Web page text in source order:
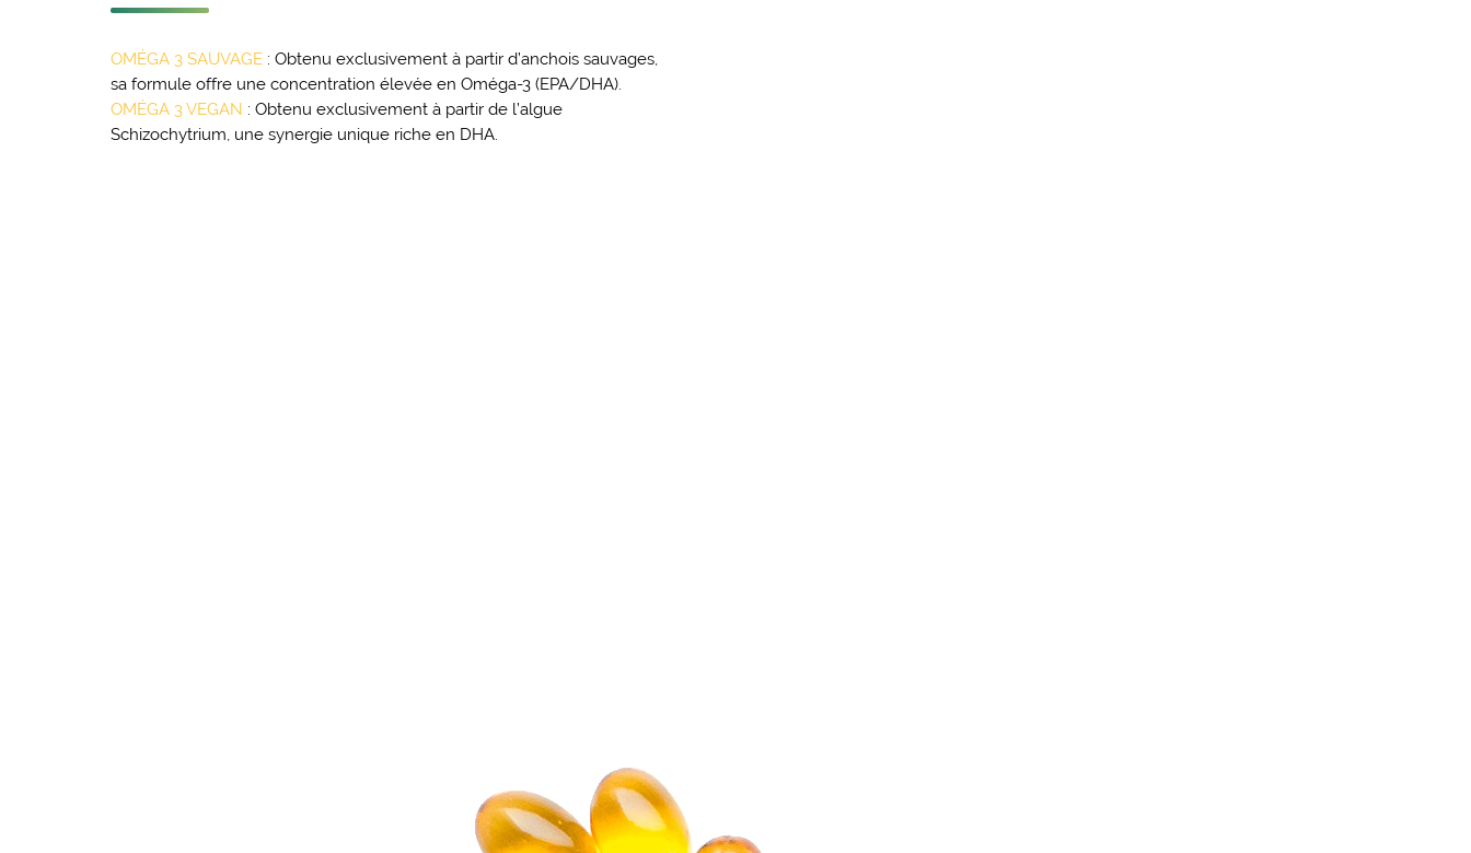
OMÉGA 3 SAUVAGE: Obtenu exclusivement à partir d’anchois sauvages,
sa formule offre une concentration élevée en Oméga-3 (EPA/DHA).
OMÉGA 3 VEGAN : Obtenu exclusivement à partir de l’algue
Schizochytrium, une synergie unique riche en DHA.